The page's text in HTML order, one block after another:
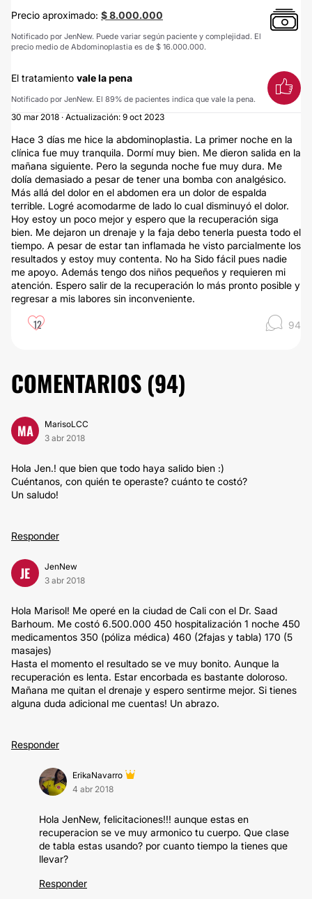
Precio aproximado: $ 8.000.000
Notificado por JenNew. Puede variar según paciente y complejidad. El
precio medio de Abdominoplastia es de $ 16.000.000.
El tratamiento vale la pena
Notificado por JenNew. El 89% de pacientes indica que vale la pena.
30 mar 2018 · Actualización: 9 oct 2023
Hace 3 días me hice la abdominoplastia. La primer noche en la
clínica fue muy tranquila. Dormí muy bien. Me dieron salida en la
mañana siguiente. Pero la segunda noche fue muy dura. Me
dolía demasiado a pesar de tener una bomba con analgésico.
Más allá del dolor en el abdomen era un dolor de espalda
terrible. Logré acomodarme de lado lo cual disminuyó el dolor.
Hoy estoy un poco mejor y espero que la recuperación siga
bien. Me dejaron un drenaje y la faja debo tenerla puesta todo el
tiempo. A pesar de estar tan inflamada he visto parcialmente los
resultados y estoy muy contenta. No ha Sido fácil pues nadie
me apoyo. Además tengo dos niños pequeños y requieren mi
atención. Espero salir de la recuperación lo más pronto posible y
regresar a mis labores sin inconveniente.
12 94
COMENTARIOS (94)
MA
MarisoLCC
3 abr 2018
Hola Jen.! que bien que todo haya salido bien :)
Cuéntanos, con quién te operaste? cuánto te costó?
Un saludo!
Responder
JE
JenNew
3 abr 2018
Hola Marisol! Me operé en la ciudad de Cali con el Dr. Saad
Barhoum. Me costó 6.500.000 450 hospitalización 1 noche 450
medicamentos 350 (póliza médica) 460 (2fajas y tabla) 170 (5
masajes)
Hasta el momento el resultado se ve muy bonito. Aunque la
recuperación es lenta. Estar encorbada es bastante doloroso.
Mañana me quitan el drenaje y espero sentirme mejor. Si tienes
alguna duda adicional me cuentas! Un abrazo.
Responder
ErikaNavarro
4 abr 2018
Hola JenNew, felicitaciones!!! aunque estas en
recuperacion se ve muy armonico tu cuerpo. Que clase
de tabla estas usando? por cuanto tiempo la tienes que
llevar?
Responder